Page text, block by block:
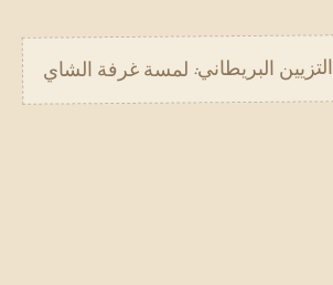
التزيين البريطاني: لمسة غرفة الشاي